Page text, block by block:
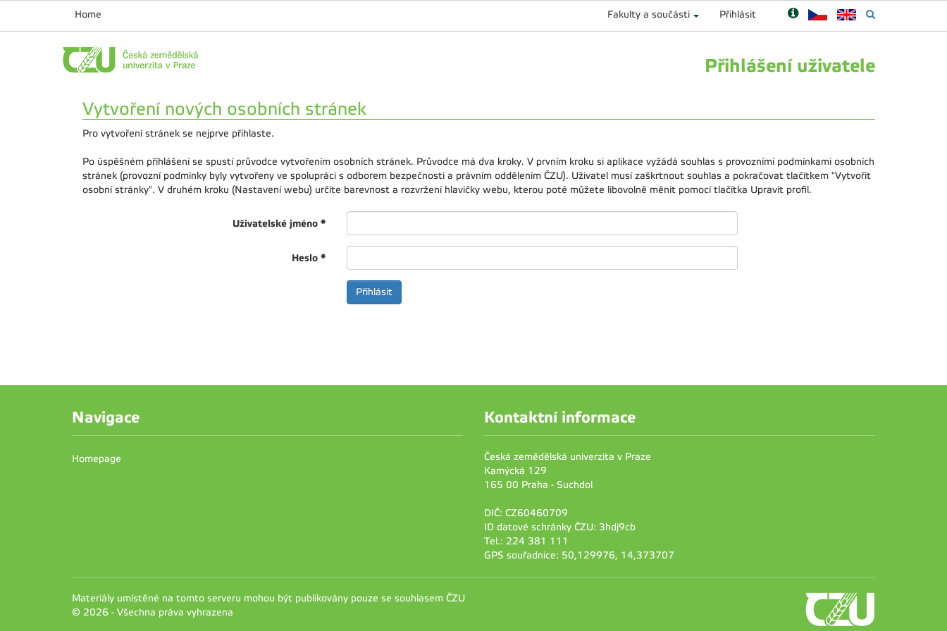
Home Fakulty a součásti Přihlásit
Přihlášení uživatele
Vytvoření nových osobních stránek
Pro vytvoření stránek se nejprve přihlaste.
Po úspěšném přihlášení se spustí průvodce vytvořením osobních stránek. Průvodce má dva kroky. V prvním kroku si aplikace vyžádá souhlas s provozními podmínkami osobních
stránek (provozní podmínky byly vytvořeny ve spolupráci s odborem bezpečnosti a právním oddělením ČZU). Uživatel musí zaškrtnout souhlas a pokračovat tlačítkem "Vytvořit
osobní stránky". V druhém kroku (Nastavení webu) určíte barevnost a rozvržení hlavičky webu, kterou poté můžete libovolně měnit pomocí tlačítka Upravit profil.
Uživatelské jméno *
Heslo *
Navigace
Homepage
Kontaktní informace
Česká zemědělská univerzita v Praze
Kamýcká 129
165 00 Praha - Suchdol
DIČ: CZ60460709
ID datové schránky ČZU: 3hdj9cb
Tel.: 224 381 111
GPS souřadnice: 50,129976, 14,373707
Materiály umístěné na tomto serveru mohou být publikovány pouze se souhlasem ČZU
© 2026 - Všechna práva vyhrazena